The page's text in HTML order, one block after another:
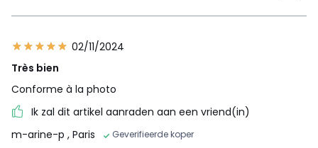
02/11/2024
Très bien
Conforme à la photo
Ik zal dit artikel aanraden aan een vriend(in)
m-arine-p , Paris Geverifieerde koper